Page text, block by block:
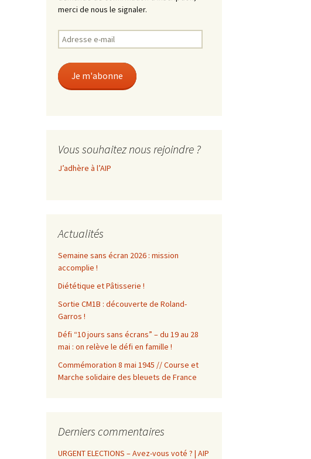
merci de nous le signaler.
Adresse
e-
Je m'abonne
Vous souhaitez nous rejoindre ?
J’adhère à l’AIP
Actualités
Semaine sans écran 2026 : mission
accomplie !
Diététique et Pâtisserie !
Sortie CM1B : découverte de Roland-
Garros !
Défi “10 jours sans écrans” – du 19 au 28
mai : on relève le défi en famille !
Commémoration 8 mai 1945 // Course et
Marche solidaire des bleuets de France
Derniers commentaires
URGENT ELECTIONS – Avez-vous voté ? | AIP